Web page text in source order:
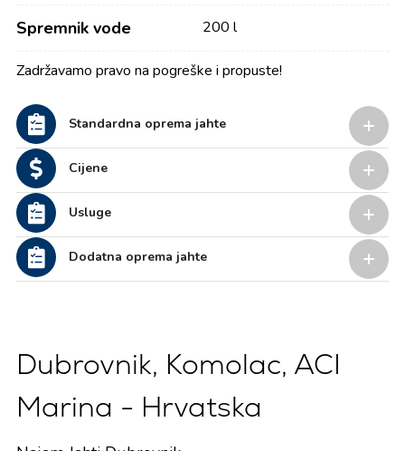
Spremnik vode 200 l
Zadržavamo pravo na pogreške i propuste!
Standardna oprema jahte
Cijene
Usluge
Dodatna oprema jahte
Dubrovnik, Komolac, ACI
Marina - Hrvatska